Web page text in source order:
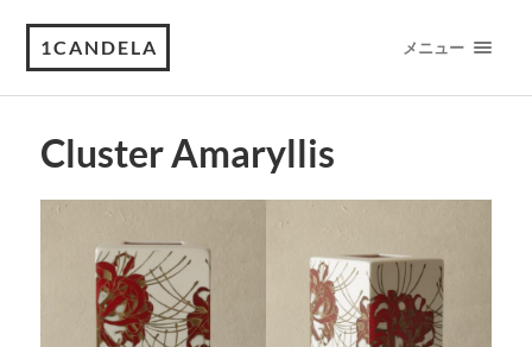
1CANDELA メニュー
Cluster Amaryllis